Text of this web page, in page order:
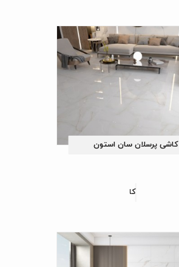
کاشی پرسلان سان استون
کاشی پرسلان برسین